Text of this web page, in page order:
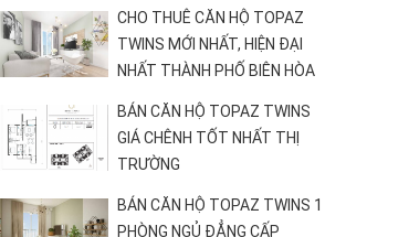
CHO THUÊ CĂN HỘ TOPAZ
TWINS MỚI NHẤT, HIỆN ĐẠI
NHẤT THÀNH PHỐ BIÊN HÒA
BÁN CĂN HỘ TOPAZ TWINS
GIÁ CHÊNH TỐT NHẤT THỊ
TRƯỜNG
BÁN CĂN HỘ TOPAZ TWINS 1
PHÒNG NGỦ ĐẲNG CẤP